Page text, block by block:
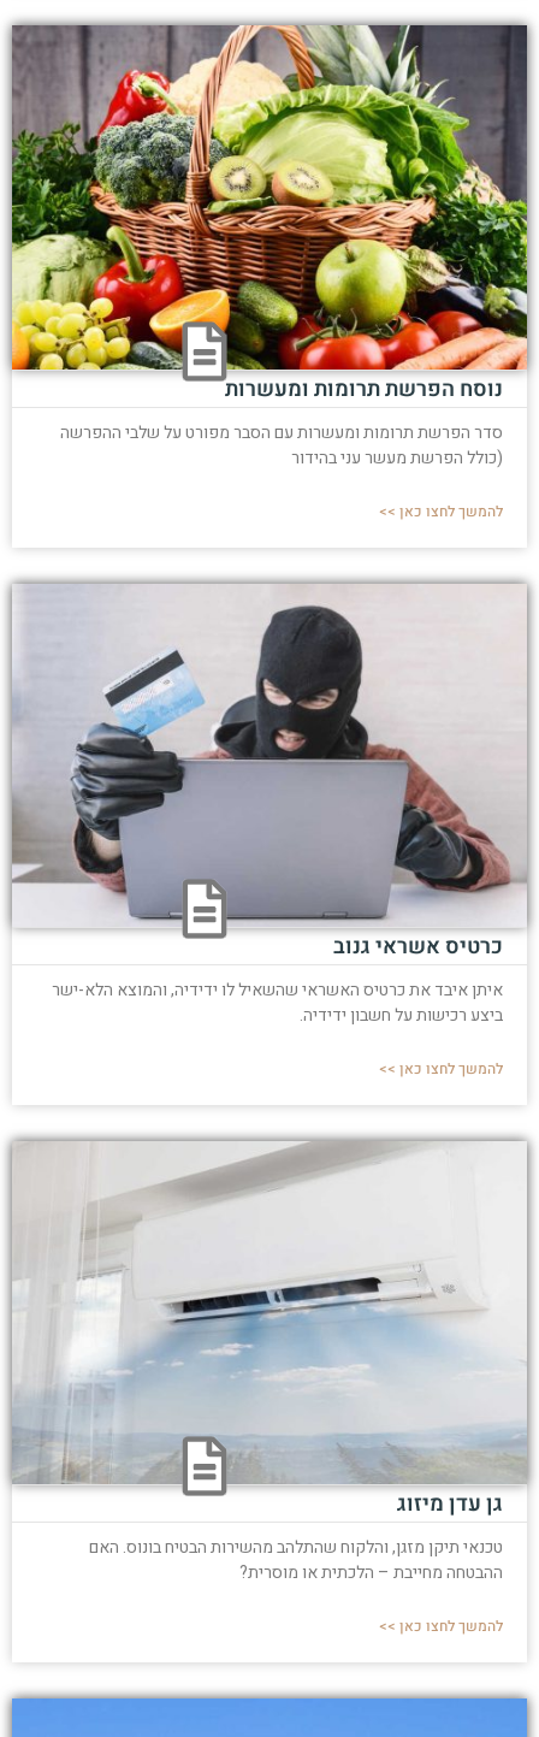
נוסח הפרשת תרומות ומעשרות
סדר הפרשת תרומות ומעשרות עם הסבר מפורט על שלבי ההפרשה
(כולל הפרשת מעשר עני בהידור
להמשך לחצו כאן >>
כרטיס אשראי גנוב
איתן איבד את כרטיס האשראי שהשאיל לו ידידיה, והמוצא הלא-ישר
ביצע רכישות על חשבון ידידיה.
להמשך לחצו כאן >>
גן עדן מיזוג
טכנאי תיקן מזגן, והלקוח שהתלהב מהשירות הבטיח בונוס. האם
ההבטחה מחייבת – הלכתית או מוסרית?
להמשך לחצו כאן >>